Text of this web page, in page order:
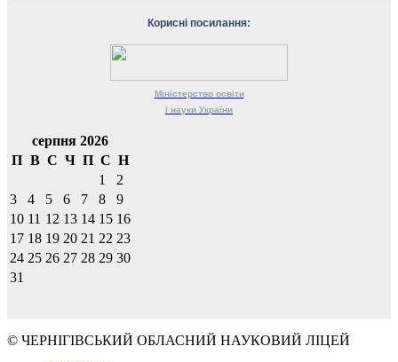
Корисні посилання:
Міністерство освіти
і науки України
серпня 2026
П В С Ч П С Н
1
2
3
4 5 6 7 8
9
10 11 12 13 14 15 16
17 18 19 20 21 22 23
24 25 26 27 28 29 30
31
© ЧЕРНІГІВСЬКИЙ ОБЛАСНИЙ НАУКОВИЙ ЛІЦЕЙ